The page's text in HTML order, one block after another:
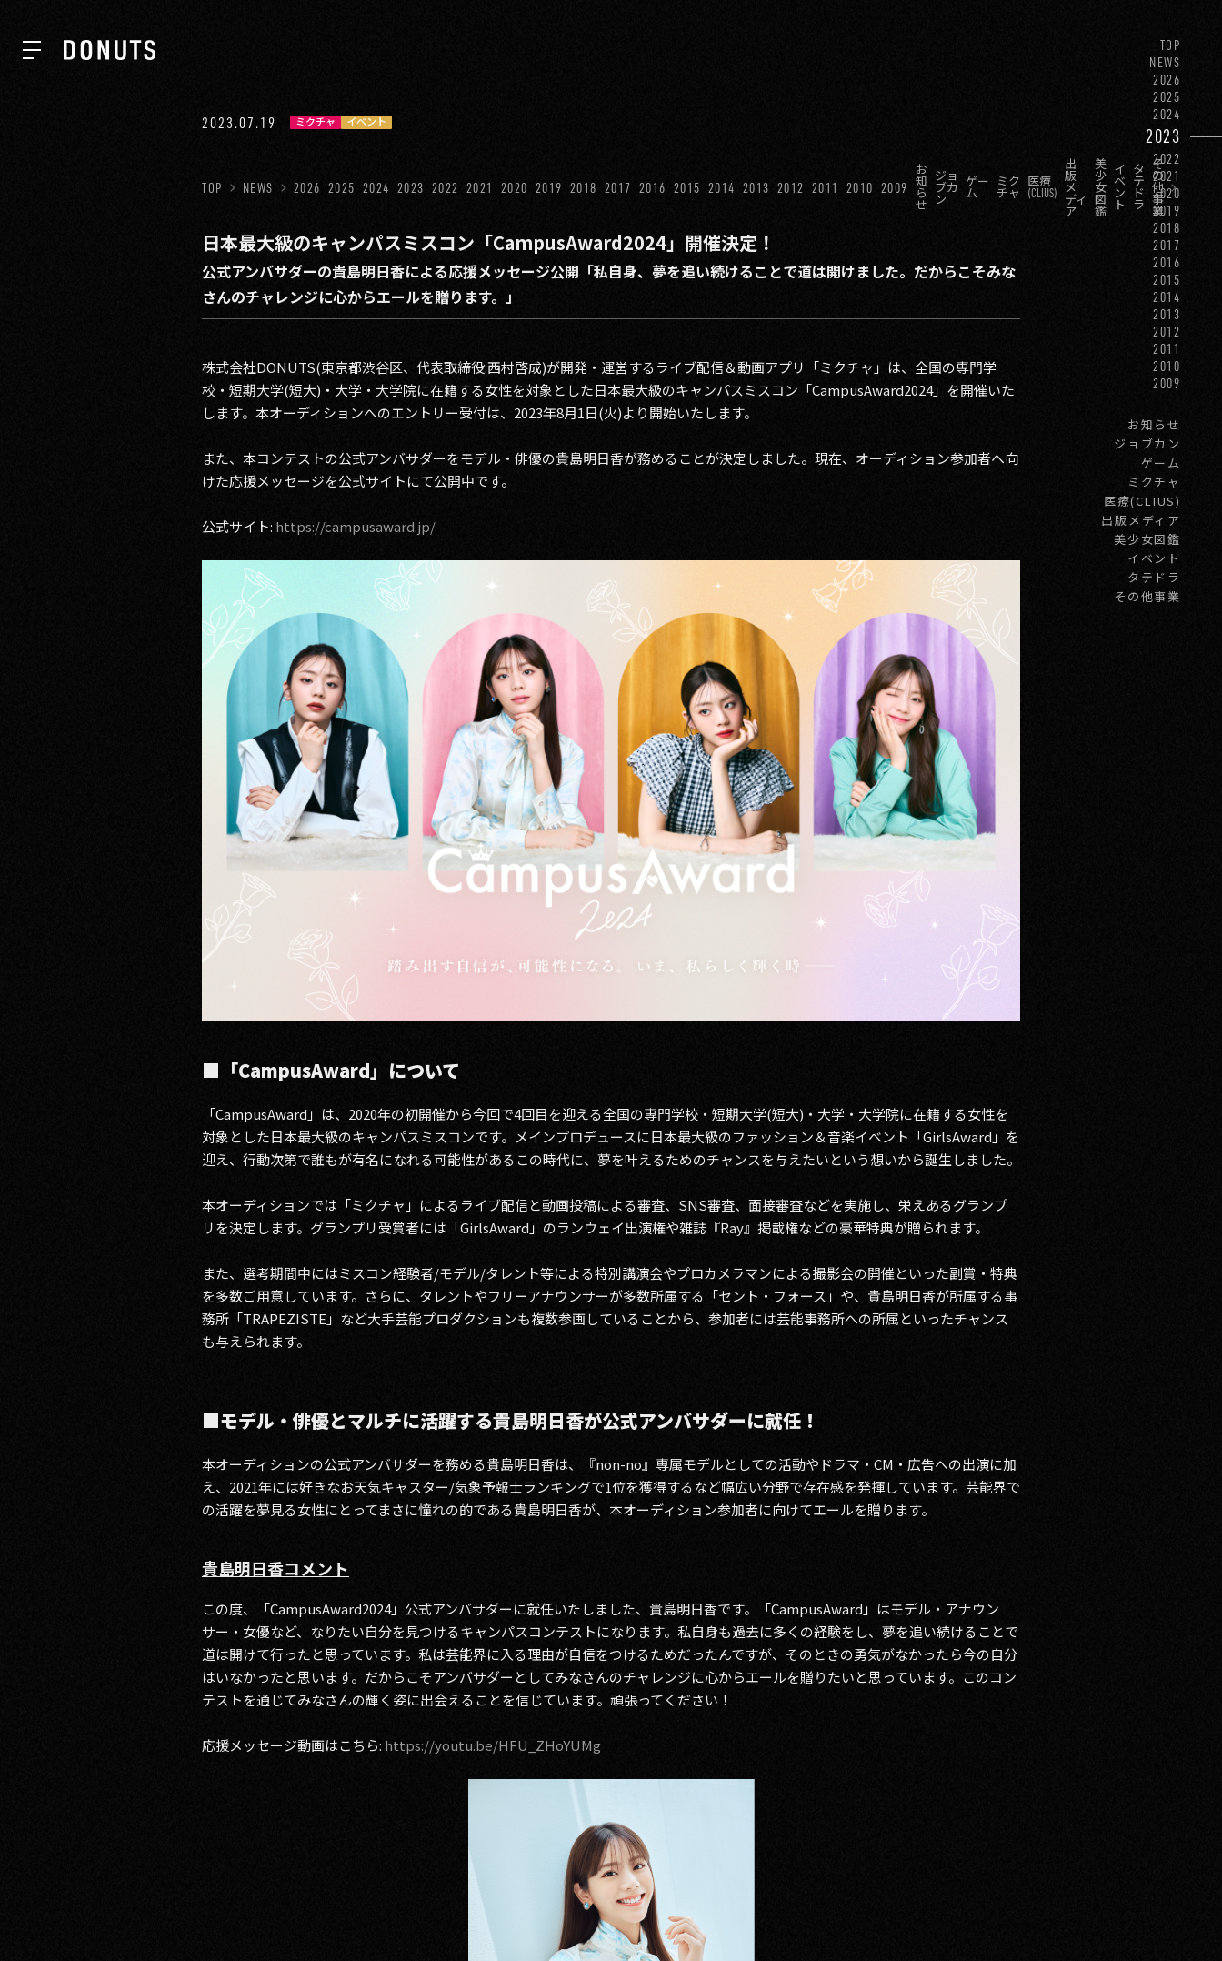
ABOUT
SERVICES
GROUP
RECRUIT
CONTACT
PRIVACY POLICY
TOP
NEWS
2026
2025
2024
2023
2022
2021
2020
2019
2018
2017
2016
2015
2014
2013
2012
2011
2010
2009
お知らせ
ジョブカン
ゲーム
ミクチャ
医療(CLIUS)
出版メディア
美少女図鑑
イベント
タテドラ
その他事業
2023.07.19 ミクチャ イベント
TOP NEWS 2026 2025 2024 2023 2022 2021 2020 2019 2018 2017 2016 2015 2014 2013 2012 2011 2010 2009
お
知
ら
せ
ジョ
ブカ
ン
ゲー
ム
ミク
チャ
医療
(CLIUS)
出
版
メ
ディ
ア
美
少
女
図
鑑
イ
ベ
ン
ト
タ
テ
ド
ラ
そ
の
他
事
業
日本最大級のキャンパスミスコン「CampusAward2024」開催決定！
公式アンバサダーの貴島明日香による応援メッセージ公開「私自身、夢を追い続けることで道は開けました。だからこそみな
さんのチャレンジに心からエールを贈ります。」
株式会社DONUTS(東京都渋谷区、代表取締役:西村啓成)が開発・運営するライブ配信＆動画アプリ「ミクチャ」は、全国の専門学
校・短期大学(短大)・大学・大学院に在籍する女性を対象とした日本最大級のキャンパスミスコン「CampusAward2024」を開催いた
します。本オーディションへのエントリー受付は、2023年8月1日(火)より開始いたします。
また、本コンテストの公式アンバサダーをモデル・俳優の貴島明日香が務めることが決定しました。現在、オーディション参加者へ向
けた応援メッセージを公式サイトにて公開中です。
公式サイト: https://campusaward.jp/
■「CampusAward」について
「CampusAward」は、2020年の初開催から今回で4回目を迎える全国の専門学校・短期大学(短大)・大学・大学院に在籍する女性を
対象とした日本最大級のキャンパスミスコンです。メインプロデュースに日本最大級のファッション＆音楽イベント「GirlsAward」を
迎え、行動次第で誰もが有名になれる可能性があるこの時代に、夢を叶えるためのチャンスを与えたいという想いから誕生しました。
本オーディションでは「ミクチャ」によるライブ配信と動画投稿による審査、SNS審査、面接審査などを実施し、栄えあるグランプ
リを決定します。グランプリ受賞者には「GirlsAward」のランウェイ出演権や雑誌『Ray』掲載権などの豪華特典が贈られます。
また、選考期間中にはミスコン経験者/モデル/タレント等による特別講演会やプロカメラマンによる撮影会の開催といった副賞・特典
を多数ご用意しています。さらに、タレントやフリーアナウンサーが多数所属する「セント・フォース」や、貴島明日香が所属する事
務所「TRAPEZISTE」など大手芸能プロダクションも複数参画していることから、参加者には芸能事務所への所属といったチャンス
も与えられます。
■モデル・俳優とマルチに活躍する貴島明日香が公式アンバサダーに就任！
本オーディションの公式アンバサダーを務める貴島明日香は、『non-no』専属モデルとしての活動やドラマ・CM・広告への出演に加
え、2021年には好きなお天気キャスター/気象予報士ランキングで1位を獲得するなど幅広い分野で存在感を発揮しています。芸能界で
の活躍を夢見る女性にとってまさに憧れの的である貴島明日香が、本オーディション参加者に向けてエールを贈ります。
貴島明日香コメント
この度、「CampusAward2024」公式アンバサダーに就任いたしました、貴島明日香です。「CampusAward」はモデル・アナウン
サー・女優など、なりたい自分を見つけるキャンパスコンテストになります。私自身も過去に多くの経験をし、夢を追い続けることで
道は開けて行ったと思っています。私は芸能界に入る理由が自信をつけるためだったんですが、そのときの勇気がなかったら今の自分
はいなかったと思います。だからこそアンバサダーとしてみなさんのチャレンジに心からエールを贈りたいと思っています。このコン
テストを通じてみなさんの輝く姿に出会えることを信じています。頑張ってください！
応援メッセージ動画はこちら: https://youtu.be/HFU_ZHoYUMg